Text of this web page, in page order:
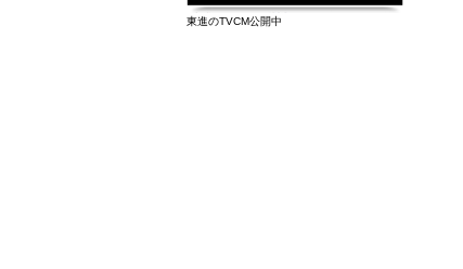
東進のTVCM公開中